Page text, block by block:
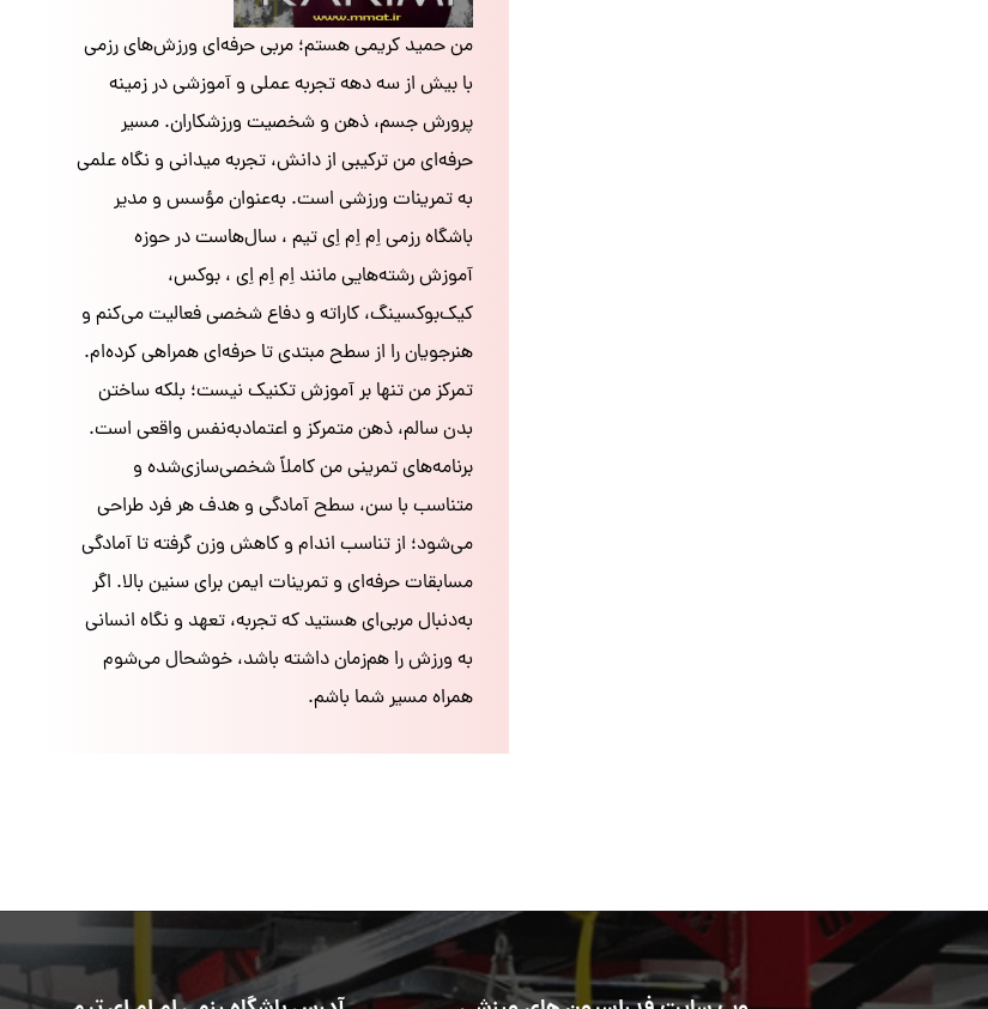
من حمید کریمی هستم؛ مربی حرفه‌ای ورزش‌های رزمی
با بیش از سه دهه تجربه عملی و آموزشی در زمینه
پرورش جسم، ذهن و شخصیت ورزشکاران. مسیر
حرفه‌ای من ترکیبی از دانش، تجربه میدانی و نگاه علمی
به تمرینات ورزشی است. به‌عنوان مؤسس و مدیر
باشگاه رزمی اِم اِم اِی تیم ، سال‌هاست در حوزه
آموزش رشته‌هایی مانند اِم اِم اِی ، بوکس،
کیک‌بوکسینگ، کاراته و دفاع شخصی فعالیت می‌کنم و
هنرجویان را از سطح مبتدی تا حرفه‌ای همراهی کرده‌ام.
تمرکز من تنها بر آموزش تکنیک نیست؛ بلکه ساختن
بدن سالم، ذهن متمرکز و اعتمادبه‌نفس واقعی است.
برنامه‌های تمرینی من کاملاً شخصی‌سازی‌شده و
متناسب با سن، سطح آمادگی و هدف هر فرد طراحی
می‌شود؛ از تناسب اندام و کاهش وزن گرفته تا آمادگی
مسابقات حرفه‌ای و تمرینات ایمن برای سنین بالا. اگر
به‌دنبال مربی‌ای هستید که تجربه، تعهد و نگاه انسانی
به ورزش را هم‌زمان داشته باشد، خوشحال می‌شوم
همراه مسیر شما باشم.